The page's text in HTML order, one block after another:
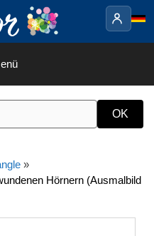
»
Hörnern (Ausmalbild